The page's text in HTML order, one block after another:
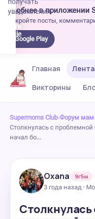
Удобнее в приложении
Откройте посты,
Google Play
уведомления.
Главная
Викторины
Supermoms Club›Форум мам›
Столкнулась с
начал бо…
Oxana 9г5м
3 года назад ·